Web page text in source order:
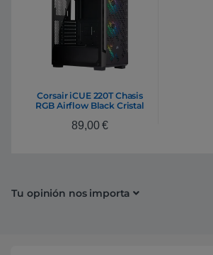
Corsair iCUE 220T Chasis
RGB Airflow Black Cristal
89,00€
Tu opinión nos importa